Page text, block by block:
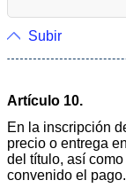
Subir
Artículo 10.
En la inscripción
precio o entrega
del título, así
convenido el pago.